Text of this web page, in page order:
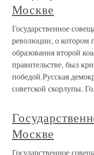
Москве
Государственное
революции, о котором
образования второй
правительстве, был
победой.Русская
советской скорлупы.
Москве
Государственное